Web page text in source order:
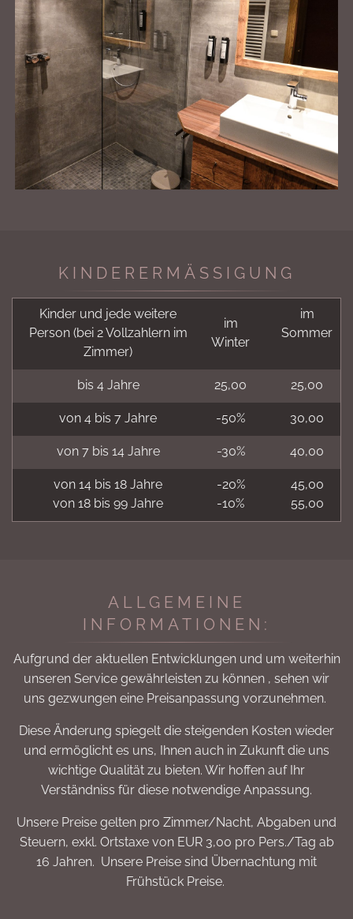
KINDERERMÄSSIGUNG
Kinder und jede weitere
Person (bei 2 Vollzahlern im
Zimmer)
im
Winter
im
Sommer
bis 4 Jahre 25,00 25,00
von 4 bis 7 Jahre -50% 30,00
von 7 bis 14 Jahre -30% 40,00
von 14 bis 18 Jahre
von 18 bis 99 Jahre
-20%
-10%
45,00
55,00
ALLGEMEINE
INFORMATIONEN:
Aufgrund der aktuellen Entwicklungen und um weiterhin
unseren Service gewährleisten zu können , sehen wir
uns gezwungen eine Preisanpassung vorzunehmen.
Diese Änderung spiegelt die steigenden Kosten wieder
und ermöglicht es uns, Ihnen auch in Zukunft die uns
wichtige Qualität zu bieten. Wir hoffen auf Ihr
Verständniss für diese notwendige Anpassung.
Unsere Preise gelten pro Zimmer/Nacht, Abgaben und
Steuern, exkl. Ortstaxe von EUR 3,00 pro Pers./Tag ab
16 Jahren. Unsere Preise sind Übernachtung mit
Frühstück Preise.